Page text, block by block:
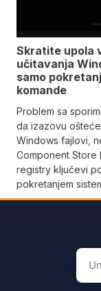
Skratite upola
učitavanja
samo
komande
Problem sa
da izazovu
Windows fajlovi,
Component Store
registry ključevi
pokretanjem
for: